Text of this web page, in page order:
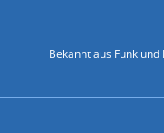
Bekannt aus Funk und